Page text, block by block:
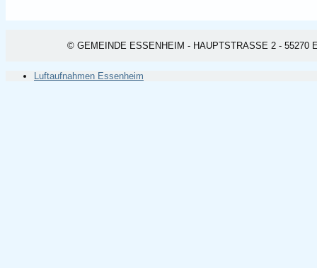
© GEMEINDE ESSENHEIM - HAUPTSTRASSE 2 - 55270
Luftaufnahmen Essenheim